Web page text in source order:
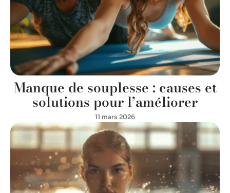
Manque de souplesse : causes et
solutions pour l’améliorer
11 mars 2026